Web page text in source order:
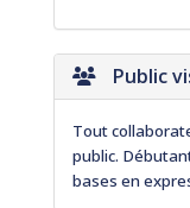
Public
Tout
public.
bases en